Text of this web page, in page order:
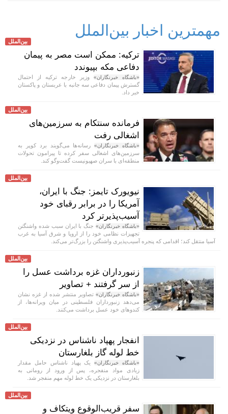
مهمترین اخبار بین‌الملل
بین‌الملل
ترکیه: ممکن است مصر به پیمان
دفاعی مکه بپیوندد
«باشگاه خبرنگاران» وزیر خارجه ترکیه از احتمال
گسترش پیمان دفاعی سه جانبه با عربستان و پاکستان
خبر داد.
بین‌الملل
فرمانده سنتکام به سرزمین‌های
اشغالی رفت
«باشگاه خبرنگاران»رسانه‌ها می‌گویند برد کوپر به
سرزمین‌های اشغالی سفر کرده تا پیرامون تحولات
منطقه‌ای با سران صهیونیست گفت‌و‌گو کند.
بین‌الملل
نیویورک تایمز: جنگ با ایران،
آمریکا را در برابر رقبای خود
آسیب‌پذیرتر کرد
«باشگاه خبرنگاران»جنگ با ایران سبب شده واشنگتن
تجهیزات نظامی خود را از اروپا و شرق آسیا به غرب
آسیا منتقل کند؛ اقدامی که پنجره آسیب‌پذیری واشنگتن را بزرگ‌تر می‌کند.
بین‌الملل
زنبورداران غزه برداشت عسل را
از سر گرفتند + تصاویر
«باشگاه خبرنگاران» تصاویر منتشر شده از غزه نشان
می‌دهد زنبورداران فلسطینی در میان ویرانه‌ها، از
کندو‌های خود عسل برداشت می‌کنند.
بین‌الملل
انفجار پهپاد ناشناس در نزدیکی
خط لوله گاز بلغارستان
«باشگاه خبرنگاران»یک پهپاد ناشناس حامل مقدار
زیادی مواد منفجره، پس از ورود از رومانی به
بلغارستان در نزدیکی یک خط لوله مهم منفجر شد.
بین‌الملل
سفر قریب‌الوقوع ویتکاف و